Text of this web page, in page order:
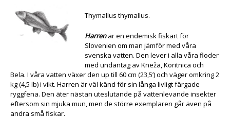
Thymallus thymallus.
Harrenär en endemisk fiskart för
Slovenien om man jämför med våra
svenska vatten. Den lever i alla våra floder
med undantag av Kneža, Koritnica och
Bela. I våra vatten växer den up till 60 cm (23,5’) och väger omkring 2
kg (4,5 lb) i vikt. Harren är väl känd för sin långa livligt färgade
ryggfena. Den äter nästan uteslutande på vattenlevande insekter
eftersom sin mjuka mun, men de större exemplaren går även på
andra små fiskar.